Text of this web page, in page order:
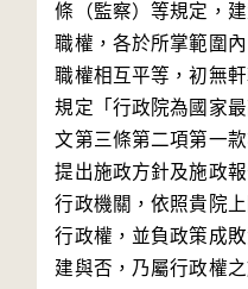
條（監察）等規定，
職權，各於所掌範圍
職權相互平等，初無
規定「行政院為國家
文第三條第二項第一
提出施政方針及施政
行政機關，依照貴院
行政權，並負政策成
建與否，乃屬行政權